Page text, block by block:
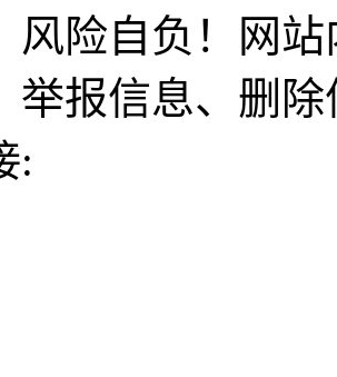
风险自负！网
举报信息、删
: